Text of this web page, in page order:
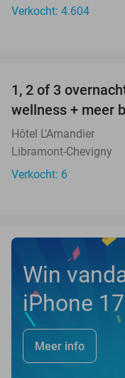
Verkocht: 4.604
TODAY
1, 2 of 3
wellness + meer
Hôtel L'Amandier
Libramont-Chevigny
Verkocht: 6
Win
iPhone
Meer info